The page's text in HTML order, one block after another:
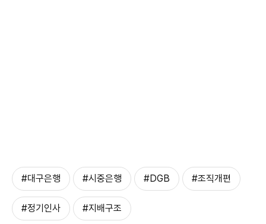
#대구은행 #시중은행 #DGB #조직개편
#정기인사 #지배구조